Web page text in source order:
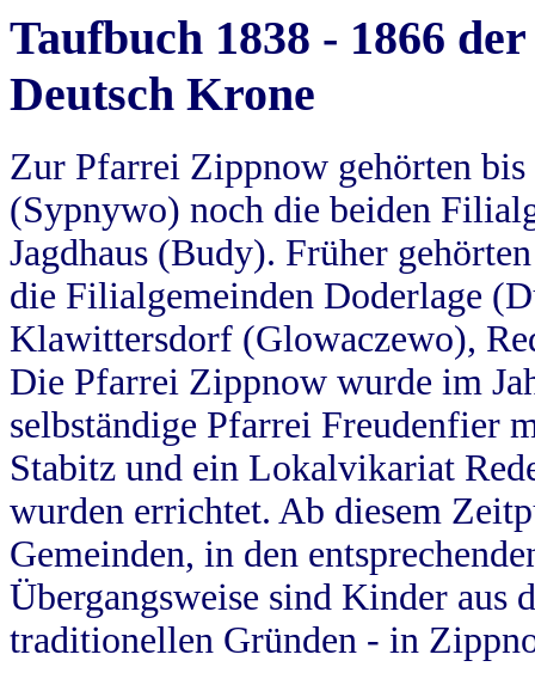
Taufbuch 1838 - 1866
Deutsch Krone
Zur Pfarrei Zippnow gehörten
(Sypnywo) noch die beiden
Jagdhaus (Budy). Früher
die Filialgemeinden Doderlage
Klawittersdorf (Glowaczewo),
Die Pfarrei Zippnow wurde im
selbständige Pfarrei Freudenfier
Stabitz und ein Lokalvikariat
wurden errichtet. Ab diesem
Gemeinden, in den
Übergangsweise sind Kinder aus
traditionellen Gründen - in